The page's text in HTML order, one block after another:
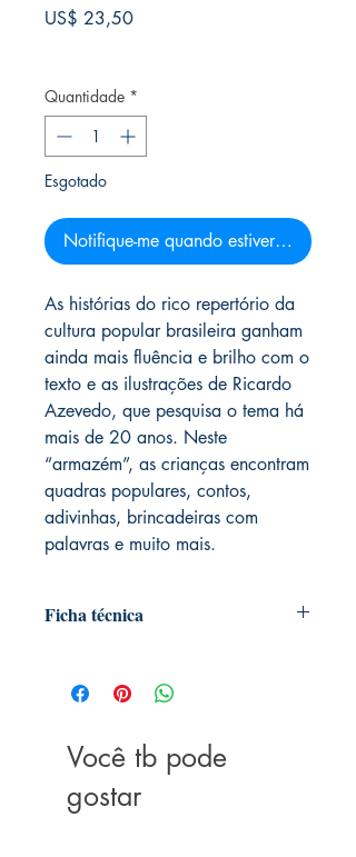
US$ 23,50Preço
Quantidade *
Esgotado
Notifique-me quando estiver disponível
As histórias do rico repertório da
cultura popular brasileira ganham
ainda mais fluência e brilho com o
texto e as ilustrações de Ricardo
Azevedo, que pesquisa o tema há
mais de 20 anos. Neste
“armazém”, as crianças encontram
quadras populares, contos,
adivinhas, brincadeiras com
palavras e muito mais.
Ficha técnica
Editora ‏ : ‎ Ática; 1ª edição (3
dezembro 2019)
Capa comum ‏ : ‎ 128 páginas
ISBN-13 ‏ : ‎ 978-8508074839
Você tb pode
gostar